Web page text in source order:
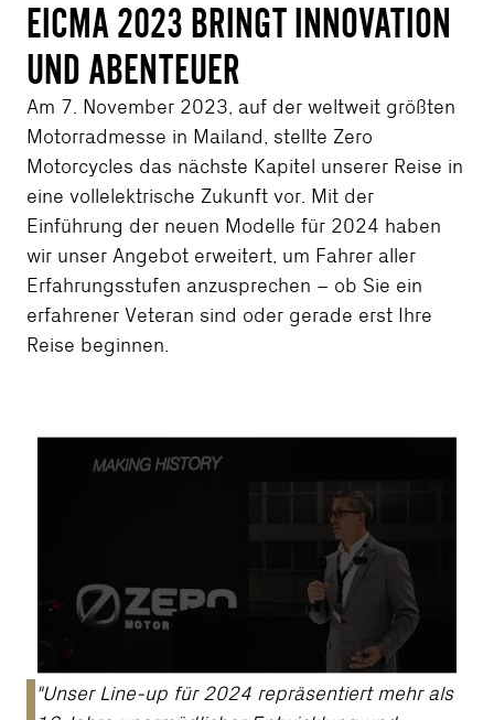
EICMA 2023 BRINGT INNOVATION
UND ABENTEUER
Am 7. November 2023, auf der weltweit größten
Motorradmesse in Mailand, stellte Zero
Motorcycles das nächste Kapitel unserer Reise in
eine vollelektrische Zukunft vor. Mit der
Einführung der neuen Modelle für 2024 haben
wir unser Angebot erweitert, um Fahrer aller
Erfahrungsstufen anzusprechen – ob Sie ein
erfahrener Veteran sind oder gerade erst Ihre
Reise beginnen.
"Unser Line-up für 2024 repräsentiert mehr als